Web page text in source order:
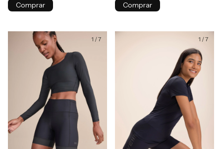
Comprar Comprar
1 /7 1 /7